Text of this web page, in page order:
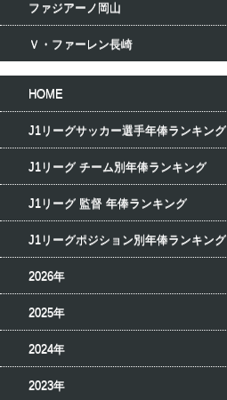
ファジアーノ岡山
Ｖ・ファーレン長崎
HOME
J1リーグサッカー選手年俸ランキング
J1リーグ チーム別年俸ランキング
J1リーグ 監督 年俸ランキング
J1リーグポジション別年俸ランキング
2026年
2025年
2024年
2023年